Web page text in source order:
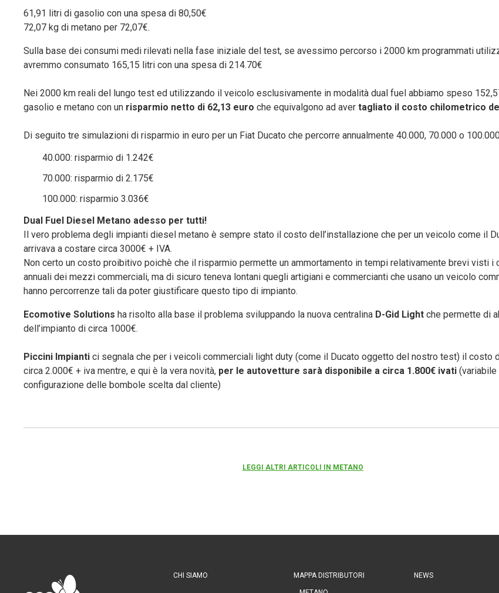
61,91 litri di gasolio con una spesa di 80,50€
72,07 kg di metano per 72,07€.
Sulla base dei consumi medi rilevati nella fase iniziale del test, se avessimo percorso i 2000 km programmati
avremmo consumato 165,15 litri con una spesa di 214.70€
Nei 2000 km reali del lungo test ed utilizzando il veicolo esclusivamente in modalità dual fuel abbiamo speso
gasolio e metano con un risparmio netto di 62,13 euro che equivalgono ad avertagliato il costo chilometrico
Di seguito tre simulazioni di risparmio in euro per un Fiat Ducato che percorre annualmente 40.000, 70.000 o
40.000: risparmio di 1.242€
70.000: risparmio di 2.175€
100.000: risparmio 3.036€
Dual Fuel Diesel Metano adesso per tutti!
Il vero problema degli impianti diesel metano è sempre stato il costo dell’installazione che per un veicolo come il
arrivava a costare circa 3000€ + IVA.
Non certo un costo proibitivo poichè che il risparmio permette un ammortamento in tempi relativamente brevi visti i
annuali dei mezzi commerciali, ma di sicuro teneva lontani quegli artigiani e commercianti che usano un veicolo
hanno percorrenze tali da poter giustificare questo tipo di impianto.
Ecomotive Solutions ha risolto alla base il problema sviluppando la nuova centralina D-Gid Light che permette di
dell’impianto di circa 1000€.
Piccini Impianti ci segnala che per i veicoli commerciali light duty (come il Ducato oggetto del nostro test) il costo
circa 2.000€ + iva mentre, e qui è la vera novità, per le autovetture sarà disponibile a circa 1.800€ ivati
configurazione delle bombole scelta dal cliente)
LEGGI ALTRI ARTICOLI IN METANO
CHI SIAMO MAPPA DISTRIBUTORI NEWS